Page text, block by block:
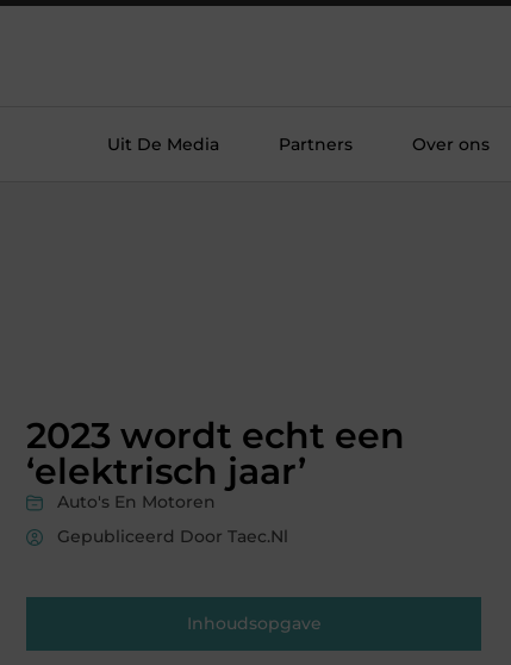
Uit De Media Partners Over ons
2023 wordt echt een
‘elektrisch jaar’
Auto's En Motoren
Gepubliceerd Door Taec.nl
Inhoudsopgave